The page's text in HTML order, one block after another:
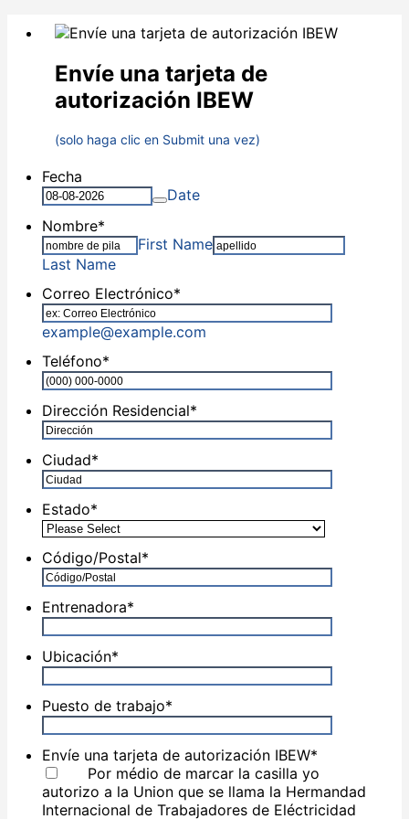
Envíe una tarjeta de
autorización IBEW
(solo haga clic en Submit una vez)
Fecha
Date
Nombre*
First Name
Last Name
Correo Electrónico*
example@example.com
Teléfono*
Dirección Residencial*
Ciudad*
Estado*
Código/Postal*
Entrenadora*
Ubicación*
Puesto de trabajo*
Envíe una tarjeta de autorización IBEW*
Por médio de marcar la casilla yo
autorizo a la Union que se llama la Hermandad
Internacional de Trabajadores de Eléctricidad